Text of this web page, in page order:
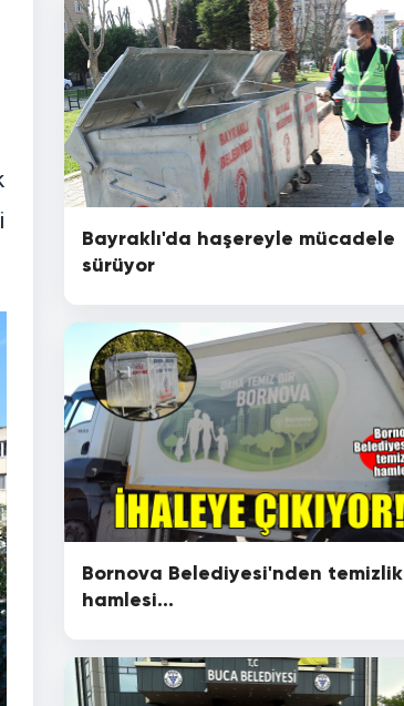
Bayraklı'da haşereyle mücadele
sürüyor
Bornova Belediyesi'nden temizlik
hamlesi...